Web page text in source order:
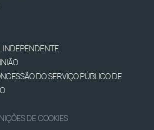
INDEPENDENTE
DO SERVIÇO PÚBLICO DE
DE COOKIES